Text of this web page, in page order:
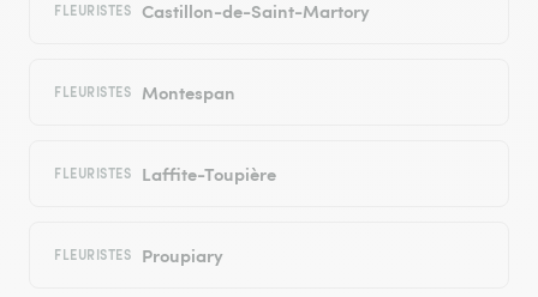
FLEURISTES Castillon-de-Saint-Martory
FLEURISTES Montespan
FLEURISTES Laffite-Toupière
FLEURISTES Proupiary